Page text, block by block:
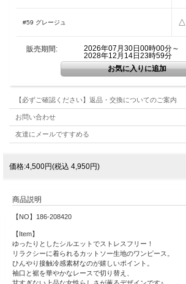
#59 グレージュ △
販売期間:
2026年07月30日00時00分～
2028年12月14日23時59分
【必ずご確認ください】返品・交換についてのご案内
お問い合わせ
友達にメールですすめる
価格:4,500円(税込 4,950円)
商品説明
【NO】186-208420
【Item】
ゆったりとしたシルエットでストレスフリー！
リラクシーに着られるカットソー生地のワンピース。
ひんやり接触冷感素材なのが嬉しいポイント。
袖口と裾を華やかなレースで切り替え、